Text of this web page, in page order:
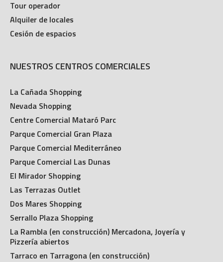
Tour operador
Alquiler de locales
Cesión de espacios
NUESTROS CENTROS COMERCIALES
La Cañada Shopping
Nevada Shopping
Centre Comercial Mataró Parc
Parque Comercial Gran Plaza
Parque Comercial Mediterráneo
Parque Comercial Las Dunas
El Mirador Shopping
Las Terrazas Outlet
Dos Mares Shopping
Serrallo Plaza Shopping
La Rambla (en construcción) Mercadona, Joyería y
Pizzería abiertos
Tarraco en Tarragona (en construcción)